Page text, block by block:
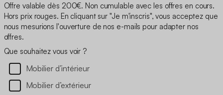
Offre valable dès 200€. Non cumulable avec les offres en cours.
Hors prix rouges. En cliquant sur "Je m'inscris", vous acceptez que
nous mesurions l'ouverture de nos e-mails pour adapter nos
offres.
Que souhaitez vous voir ?
Mobilier d’intérieur
Mobilier d’extérieur